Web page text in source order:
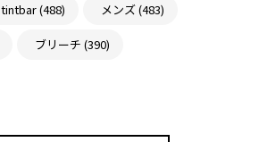
tintbar (488) メンズ (483)
ブリーチ (390)